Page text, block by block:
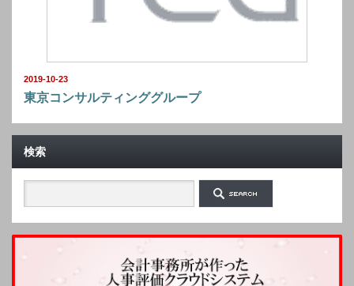
2019-10-23
東京コンサルティンググループ
検索